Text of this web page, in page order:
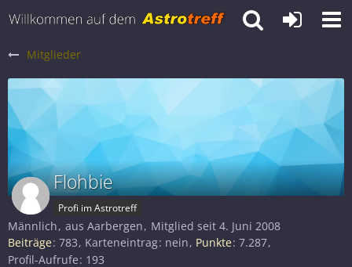
Mitglieder
Flohbie
Profi im Astrotreff
Männlich aus Aarbergen
Mitglied seit 4. Juni 2008
Beiträge 783 Karteneintrag nein Punkte 7.287
Profil-Aufrufe 193